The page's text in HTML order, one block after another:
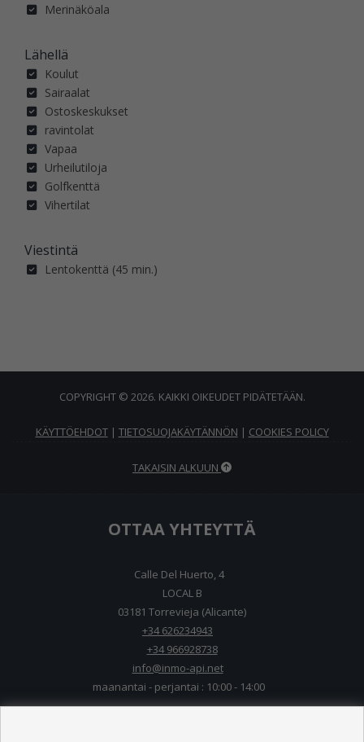
Merinäköala
Lähellä
Koulut
Sairaalat
Ostoskeskukset
ravintolat
Vapaa
Urheilutiloja
Golfkenttä
Vihertilat
Viestintä
Lentokenttä (45 min.)
COPYRIGHT © 2026. KAIKKI OIKEUDET PIDÄTETÄÄN.
KÄYTTÖEHDOT| TIETOSUOJAKÄYTÄNNÖN | COOKIES POLICY
TAKAISIN ALKUUN
OTTAA YHTEYTTÄ
Calle Del Huerto, 4
LOCAL B
03181 Torrevieja (Alicante)
+34 626234943
+34 966928738
info@inmo-api.net
maanantai - perjantai : 10:00 - 14:00